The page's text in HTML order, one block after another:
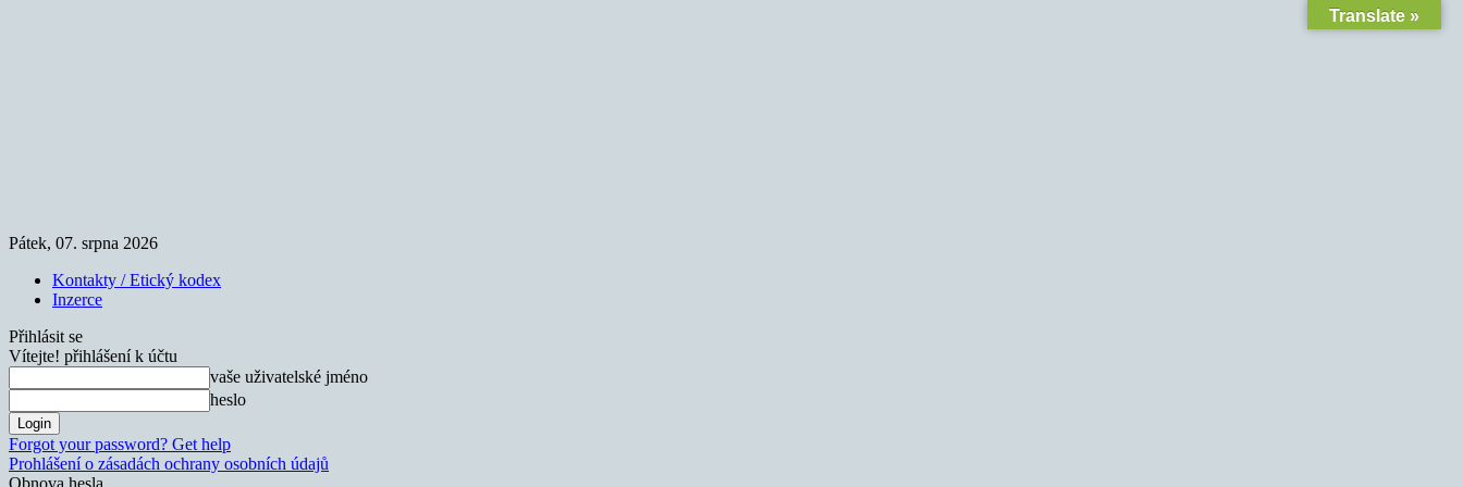
Pátek, 07. srpna 2026
Kontakty / Etický kodex
Inzerce
Přihlásit se
Vítejte! přihlášení k účtu
vaše uživatelské jméno
heslo
Forgot your password? Get help
Prohlášení o zásadách ochrany osobních údajů
Obnova hesla
Translate »